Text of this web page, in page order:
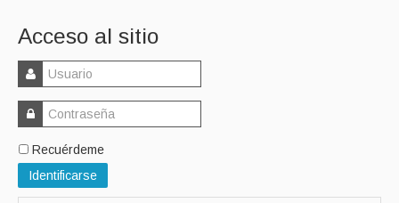
Acceso al sitio
Recuérdeme
Identificarse